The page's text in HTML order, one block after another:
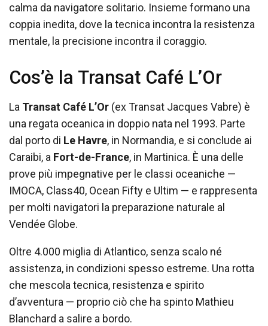
calma da navigatore solitario. Insieme formano una
coppia inedita, dove la tecnica incontra la resistenza
mentale, la precisione incontra il coraggio.
Cos’è la Transat Café L’Or
La Transat Café L’Or (ex Transat Jacques Vabre) è
una regata oceanica in doppio nata nel 1993. Parte
dal porto di Le Havre, in Normandia, e si conclude ai
Caraibi, a Fort-de-France, in Martinica. È una delle
prove più impegnative per le classi oceaniche —
IMOCA, Class40, Ocean Fifty e Ultim — e rappresenta
per molti navigatori la preparazione naturale al
Vendée Globe.
Oltre 4.000 miglia di Atlantico, senza scalo né
assistenza, in condizioni spesso estreme. Una rotta
che mescola tecnica, resistenza e spirito
d’avventura — proprio ciò che ha spinto Mathieu
Blanchard a salire a bordo.